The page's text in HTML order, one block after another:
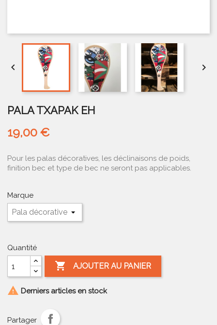
 
PALA TXAPAK EH
19,00 €
Pour les palas décoratives, les déclinaisons de poids,
finition bec et type de bec ne seront pas applicables.
Marque
Quantité
 AJOUTER AU PANIER
 Derniers articles en stock
Partager